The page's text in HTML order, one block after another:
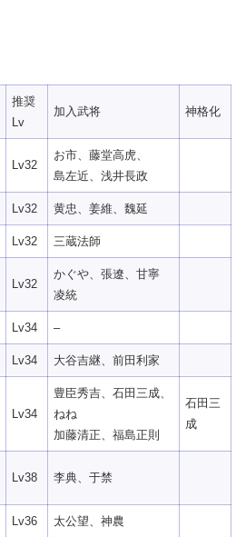
推奨
Lv
加入武将 神格化
Lv32
お市、藤堂高虎、
島左近、浅井長政
Lv32 黄忠、姜維、魏延
Lv32 三蔵法師
Lv32
かぐや、張遼、甘寧
凌統
Lv34 –
Lv34 大谷吉継、前田利家
Lv34
豊臣秀吉、石田三成、
ねね
加藤清正、福島正則
石田三
成
Lv38 李典、于禁
Lv36 太公望、神農